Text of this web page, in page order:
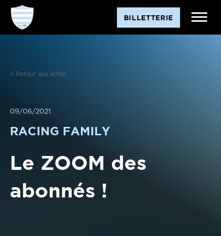
Aller
contenu
BILLETTERIE
< Retour aux actus
09/06/2021
RACING FAMILY
Le ZOOM des
abonnés !